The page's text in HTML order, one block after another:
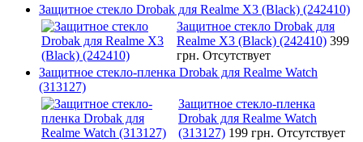
Защитное стекло Drobak для Realme X3 (Black) (242410)
Защитное стекло Drobak для
Realme X3 (Black) (242410) 399
грн. Отсутствует
Защитное стекло-пленка Drobak для Realme Watch
(313127)
Защитное стекло-пленка
Drobak для Realme Watch
(313127) 199 грн. Отсутствует